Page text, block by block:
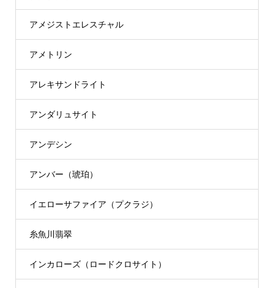
アメジストエレスチャル
アメトリン
アレキサンドライト
アンダリュサイト
アンデシン
アンバー（琥珀）
イエローサファイア（プクラジ）
糸魚川翡翠
インカローズ（ロードクロサイト）